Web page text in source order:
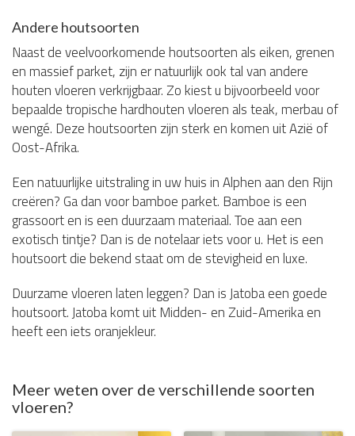
Andere houtsoorten
Naast de veelvoorkomende houtsoorten als eiken, grenen
en massief parket, zijn er natuurlijk ook tal van andere
houten vloeren verkrijgbaar. Zo kiest u bijvoorbeeld voor
bepaalde tropische hardhouten vloeren als teak, merbau of
wengé. Deze houtsoorten zijn sterk en komen uit Azië of
Oost-Afrika.
Een natuurlijke uitstraling in uw huis in Alphen aan den Rijn
creëren? Ga dan voor bamboe parket. Bamboe is een
grassoort en is een duurzaam materiaal. Toe aan een
exotisch tintje? Dan is de notelaar iets voor u. Het is een
houtsoort die bekend staat om de stevigheid en luxe.
Duurzame vloeren laten leggen? Dan is Jatoba een goede
houtsoort. Jatoba komt uit Midden- en Zuid-Amerika en
heeft een iets oranjekleur.
Meer weten over de verschillende soorten
vloeren?